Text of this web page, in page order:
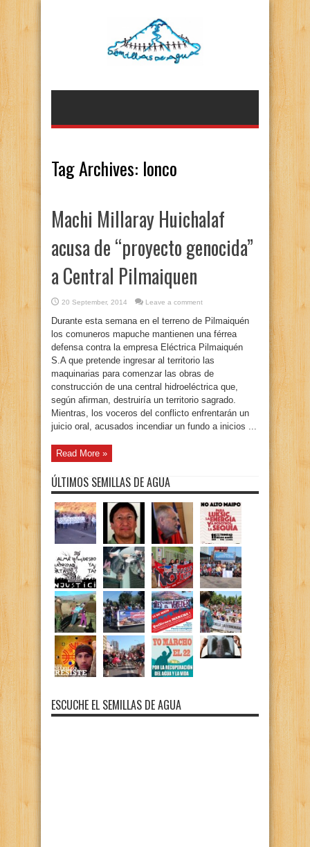
Tag Archives: lonco
Machi Millaray Huichalaf
acusa de “proyecto genocida”
a Central Pilmaiquen
20 September, 2014 Leave a comment
Durante esta semana en el terreno de Pilmaiquén
los comuneros mapuche mantienen una férrea
defensa contra la empresa Eléctrica Pilmaiquén
S.A que pretende ingresar al territorio las
maquinarias para comenzar las obras de
construcción de una central hidroeléctrica que,
según afirman, destruiría un territorio sagrado.
Mientras, los voceros del conflicto enfrentarán un
juicio oral, acusados incendiar un fundo a inicios ...
Read More »
ÚLTIMOS SEMILLAS DE AGUA
ESCUCHE EL SEMILLAS DE AGUA